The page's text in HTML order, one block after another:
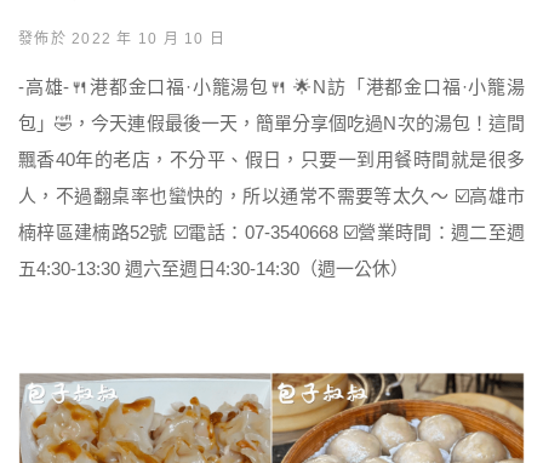
發佈於 2022 年 10 月 10 日
-高雄-🍴港都金口福·小籠湯包🍴 🌟N訪「港都金口福·小籠湯
包」🤣，今天連假最後一天，簡單分享個吃過N次的湯包！這間
飄香40年的老店，不分平、假日，只要一到用餐時間就是很多
人，不過翻桌率也蠻快的，所以通常不需要等太久～ ☑️高雄市
楠梓區建楠路52號 ☑️電話：07-3540668 ☑️營業時間：週二至週
五4:30-13:30 週六至週日4:30-14:30（週一公休）